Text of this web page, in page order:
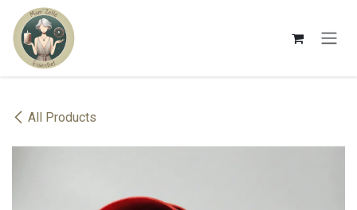
Se rendre au contenu
All Products